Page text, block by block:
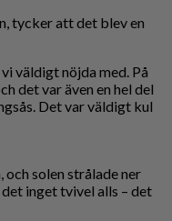
tycker att det blev en
väldigt nöjda med. På
det var även en hel del
Det var väldigt kul
och solen strålade ner
det inget tvivel alls – det